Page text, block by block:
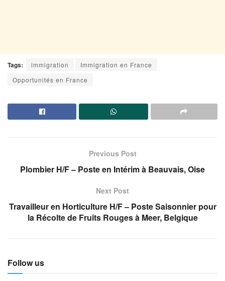
Tags: immigration
Immigration en France
Opportunités en France
Previous Post
Plombier H/F – Poste en Intérim à Beauvais, Oise
Next Post
Travailleur en Horticulture H/F – Poste Saisonnier pour
la Récolte de Fruits Rouges à Meer, Belgique
Follow us